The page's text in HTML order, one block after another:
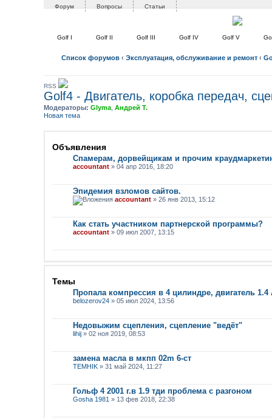
Форум Вопросы Статьи
Golf I Golf II Golf III Golf IV Golf V
Список форумов ‹ Эксплуатация, обслуживание и ремонт ‹
RSS
Golf4 - Двигатель, коробка передач,
Модераторы: Glyma Андрей Т.
Новая тема
Объявления
Спамерам, дорвейщикам и прочим
accountant » 04 апр 2016, 18:20
Эпидемия взломов сайтов.
accountant » 26 янв 2013, 15:12
Как стать участником партнерской программы?
accountant » 09 июл 2007, 13:15
Темы
Пропала компрессия в 4 цилиндре, двигатель 1.4
belozerov24 » 05 июл 2024, 13:56
Недовыжим сцепления, сцепление "ведёт"
lihij » 02 ноя 2019, 08:53
замена масла в мкпп 02m 6-ст
TEMHIK » 31 май 2024, 11:27
Гольф 4 2001 г.в 1.9 тди проблема с разгоном
Gosha 1981 » 13 фев 2018, 22:38